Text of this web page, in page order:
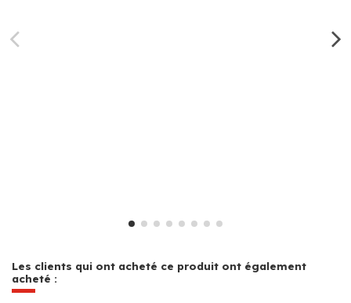
Les clients qui ont acheté ce produit ont également
acheté :